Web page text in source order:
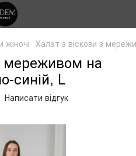
жіночі Халат з віскози з
мереживом на
синій, L
Написати відгук